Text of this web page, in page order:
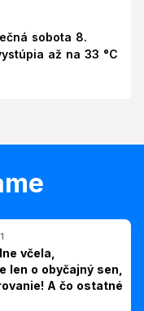
sobota 8.
až na 33 °C
včela,
len o obyčajný sen,
A čo ostatné